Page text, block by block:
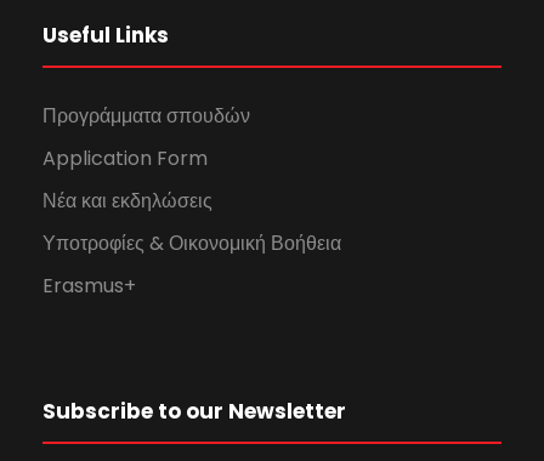
Useful Links
Προγράμματα σπουδών
Application Form
Νέα και εκδηλώσεις
Υποτροφίες & Οικονομική Βοήθεια
Erasmus+
Subscribe to our Newsletter